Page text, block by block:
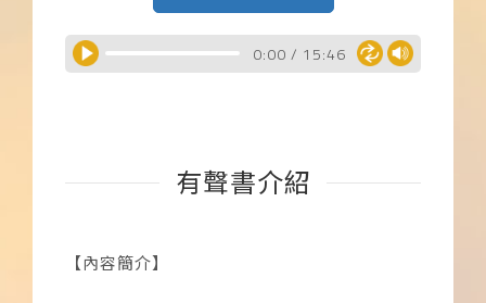
0:00 / 15:46
有聲書介紹
【內容簡介】